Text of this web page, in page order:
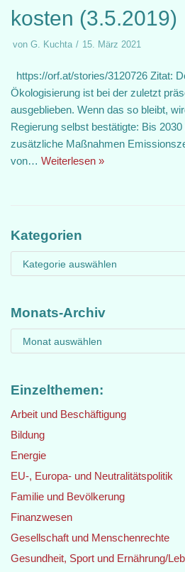
kosten (3.5.2019)
von G. Kuchta 15. März 2021
https://orf.at/stories/3120726 Zitat:
Ökologisierung ist bei der zuletzt
ausgeblieben. Wenn das so bleibt,
Regierung selbst bestätigte: Bis
zusätzliche Maßnahmen
von… Weiterlesen »
Kategorien
Monats-Archiv
Einzelthemen:
Arbeit und Beschäftigung
Bildung
Energie
EU-, Europa- und Neutralitätspolitik
Familie und Bevölkerung
Finanzwesen
Gesellschaft und Menschenrechte
Gesundheit, Sport und Ernährung/